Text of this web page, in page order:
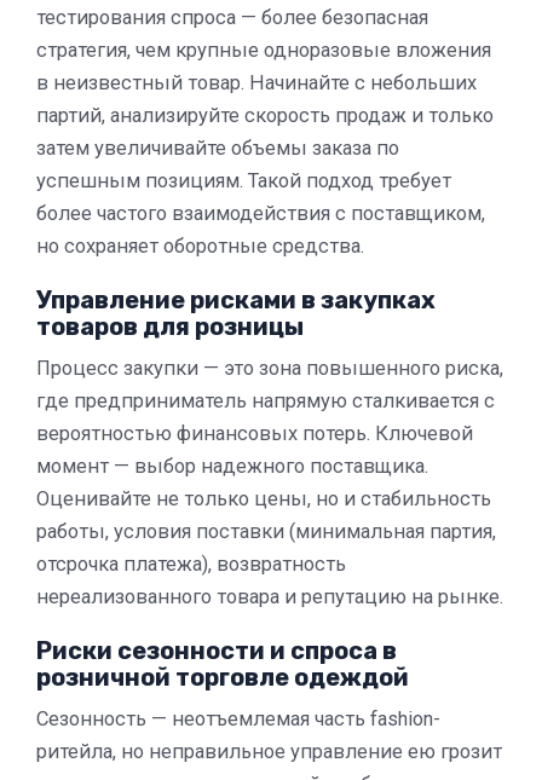
тестирования спроса — более безопасная
стратегия, чем крупные одноразовые вложения
в неизвестный товар. Начинайте с небольших
партий, анализируйте скорость продаж и только
затем увеличивайте объемы заказа по
успешным позициям. Такой подход требует
более частого взаимодействия с поставщиком,
но сохраняет оборотные средства.
Управление рисками в закупках
товаров для розницы
Процесс закупки — это зона повышенного риска,
где предприниматель напрямую сталкивается с
вероятностью финансовых потерь. Ключевой
момент — выбор надежного поставщика.
Оценивайте не только цены, но и стабильность
работы, условия поставки (минимальная партия,
отсрочка платежа), возвратность
нереализованного товара и репутацию на рынке.
Риски сезонности и спроса в
розничной торговле одеждой
Сезонность — неотъемлемая часть fashion-
ритейла, но неправильное управление ею грозит